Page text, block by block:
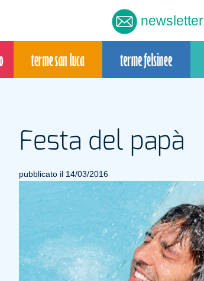
newsletter
Festa del papà
pubblicato il 14/03/2016